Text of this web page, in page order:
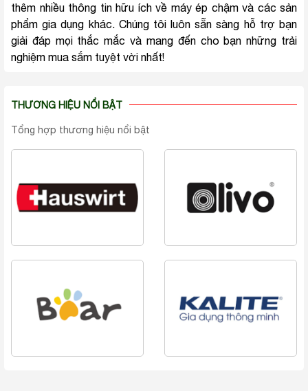
thêm nhiều thông tin hữu ích về máy ép chậm và các sản
phẩm gia dụng khác. Chúng tôi luôn sẵn sàng hỗ trợ bạn
giải đáp mọi thắc mắc và mang đến cho bạn những trải
nghiệm mua sắm tuyệt vời nhất!
THƯƠNG HIỆU NỔI BẬT
Tổng hợp thương hiệu nổi bật